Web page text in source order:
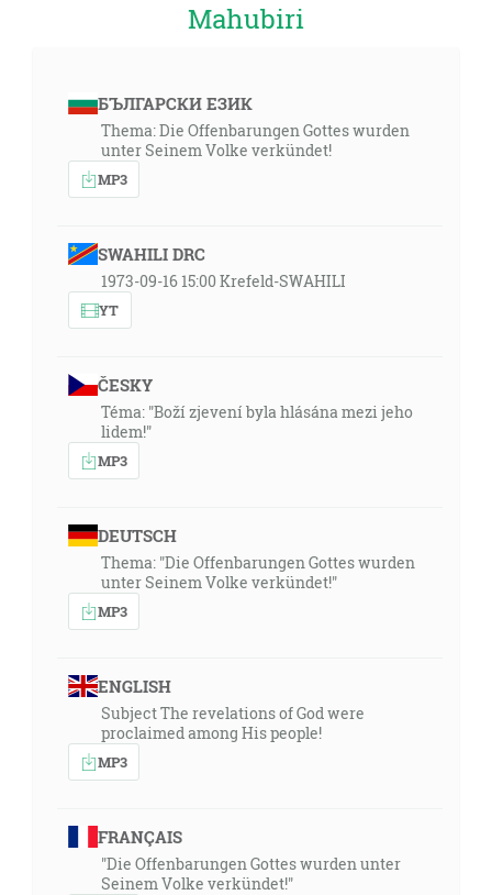
Mahubiri
БЪЛГАРСКИ ЕЗИК
Thema: Die Offenbarungen Gottes wurden
unter Seinem Volke verkündet!
MP3
SWAHILI DRC
1973-09-16 15:00 Krefeld-SWAHILI
YT
ČESKY
Téma: "Boží zjevení byla hlásána mezi jeho
lidem!"
MP3
DEUTSCH
Thema: "Die Offenbarungen Gottes wurden
unter Seinem Volke verkündet!"
MP3
ENGLISH
Subject The revelations of God were
proclaimed among His people!
MP3
FRANÇAIS
"Die Offenbarungen Gottes wurden unter
Seinem Volke verkündet!"